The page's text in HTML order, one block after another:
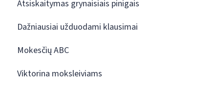
Atsiskaitymas grynaisiais pinigais
Dažniausiai užduodami klausimai
Mokesčių ABC
Viktorina moksleiviams